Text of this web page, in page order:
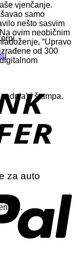
vjenčanje.
samo
nešto sasvim
ovim neobičnim
“Upravo
od 300
i štampa.
za auto